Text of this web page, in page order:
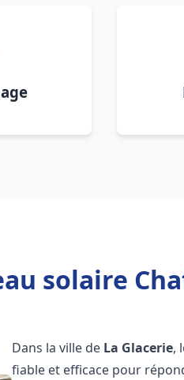
solaire
Dans la ville de La Glacerie,
fiable et efficace pour